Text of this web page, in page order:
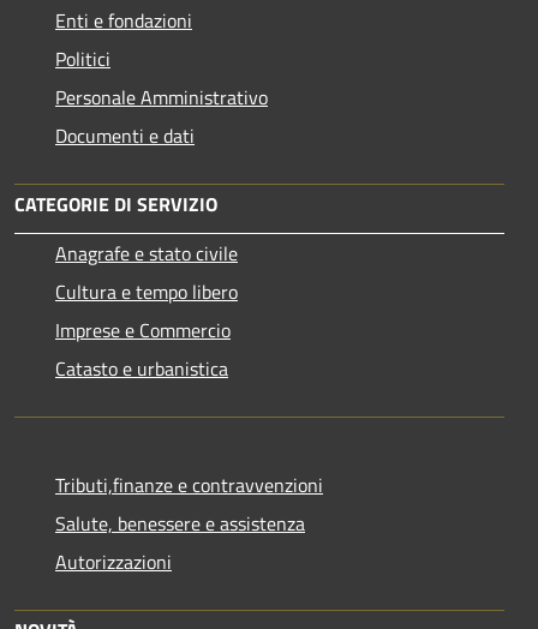
Enti e fondazioni
Politici
Personale Amministrativo
Documenti e dati
CATEGORIE DI SERVIZIO
Anagrafe e stato civile
Cultura e tempo libero
Imprese e Commercio
Catasto e urbanistica
Tributi,finanze e contravvenzioni
Salute, benessere e assistenza
Autorizzazioni